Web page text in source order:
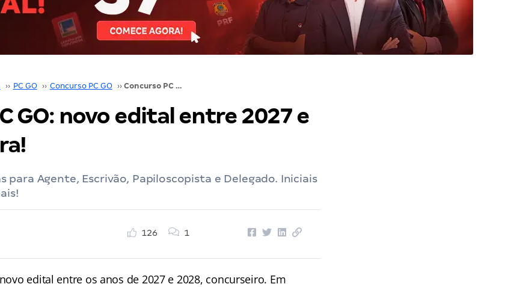
›› PC GO ›› Concurso PC GO ›› Concurso PC GO: novo edital entre 2027 e 2028. Confira!
GO: novo edital entre 2027 e
para Agente, Escrivão, Papiloscopista e Delegado. Iniciais
126 1
edital entre os anos de 2027 e 2028, concurseiro. Em